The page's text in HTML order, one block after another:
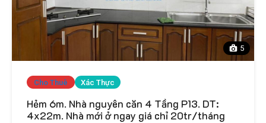
5
Cho Thuê Xác Thực
Hẻm 6m. Nhà nguyên căn 4 Tầng P13. DT:
4x22m. Nhà mới ở ngay giá chỉ 20tr/tháng